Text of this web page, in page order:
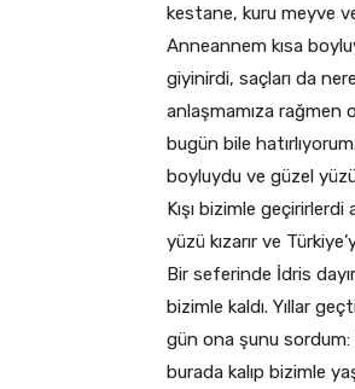
kestane, kuru meyve
Anneannem kısa
giyinirdi, saçları da
anlaşmamıza rağmen
bugün bile
boyluydu ve güzel
Kışı bizimle
yüzü kızarır ve
Bir seferinde İdris
bizimle kaldı. Yıllar
gün ona şunu
burada kalıp bizimle